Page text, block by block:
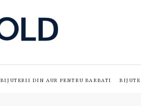
BIJUTERII DIN AUR PENTRU BARBATI